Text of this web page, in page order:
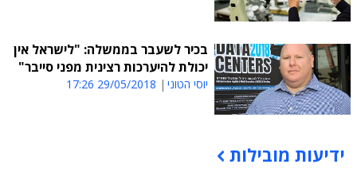
בכיר לשעבר בממשלה: "לישראל אין
יכולת להיערכות רצינית מפני סייבר"
יוסי הטוני 29/05/2018 17:26
תוכן פרסומי
ידיעות מובילות